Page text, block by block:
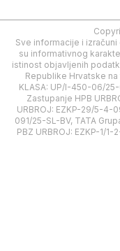
Sve informacije i
su informativnog
istinost objavljenih
Republike Hrvatske
KLASA: UP/I-450-06/
Zastupanje HPB
URBROJ: EZKP-29/5-4-
091/25-SL-BV, TATA
PBZ URBROJ: EZKP-1/